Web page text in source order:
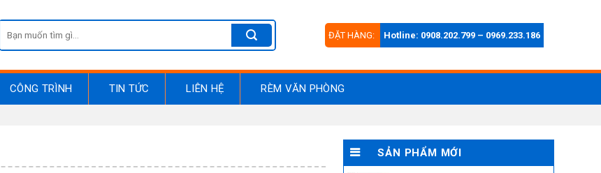
for:
ĐẶT HÀNG: Hotline: 0908.202.799 – 0969.233.186
CÔNG TRÌNH TIN TỨC LIÊN HỆ RÈM VĂN PHÒNG
SẢN PHẨM MỚI